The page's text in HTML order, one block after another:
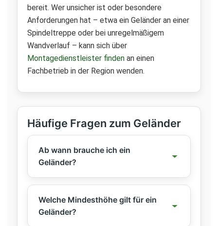
bereit. Wer unsicher ist oder besondere
Anforderungen hat – etwa ein Geländer an einer
Spindeltreppe oder bei unregelmäßigem
Wandverlauf – kann sich über
Montagedienstleister finden an einen
Fachbetrieb in der Region wenden.
Häufige Fragen zum Geländer
Ab wann brauche ich ein
Geländer?
Welche Mindesthöhe gilt für ein
Geländer?